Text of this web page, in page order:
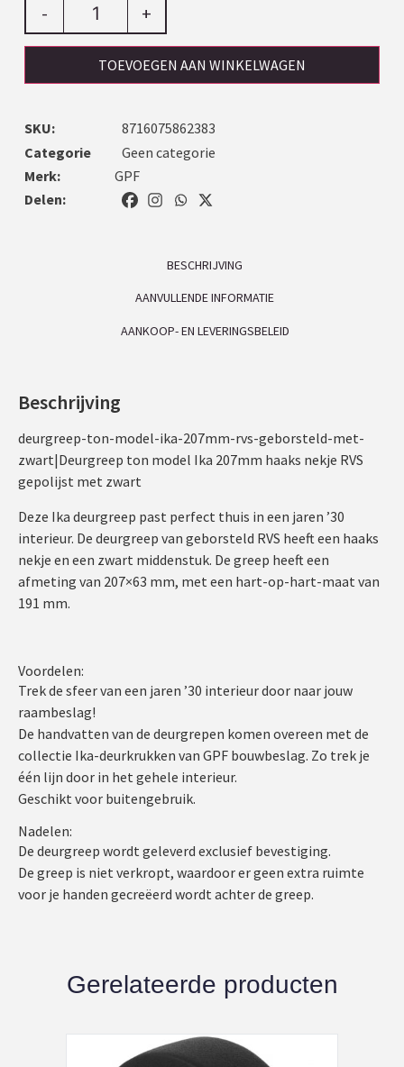
- +
TOEVOEGEN AAN WINKELWAGEN
SKU:
8716075862383
Categorie
Geen categorie
Merk:
GPF
Delen:
BESCHRIJVING
AANVULLENDE INFORMATIE
AANKOOP- EN LEVERINGSBELEID
Beschrijving
deurgreep-ton-model-ika-207mm-rvs-geborsteld-met-
zwart|Deurgreep ton model Ika 207mm haaks nekje RVS
gepolijst met zwart
Deze Ika deurgreep past perfect thuis in een jaren ’30
interieur. De deurgreep van geborsteld RVS heeft een haaks
nekje en een zwart middenstuk. De greep heeft een
afmeting van 207×63 mm, met een hart-op-hart-maat van
191 mm.
Voordelen:
Trek de sfeer van een jaren ’30 interieur door naar jouw
raambeslag!
De handvatten van de deurgrepen komen overeen met de
collectie Ika-deurkrukken van GPF bouwbeslag. Zo trek je
één lijn door in het gehele interieur.
Geschikt voor buitengebruik.
Nadelen:
De deurgreep wordt geleverd exclusief bevestiging.
De greep is niet verkropt, waardoor er geen extra ruimte
voor je handen gecreëerd wordt achter de greep.
Gerelateerde producten